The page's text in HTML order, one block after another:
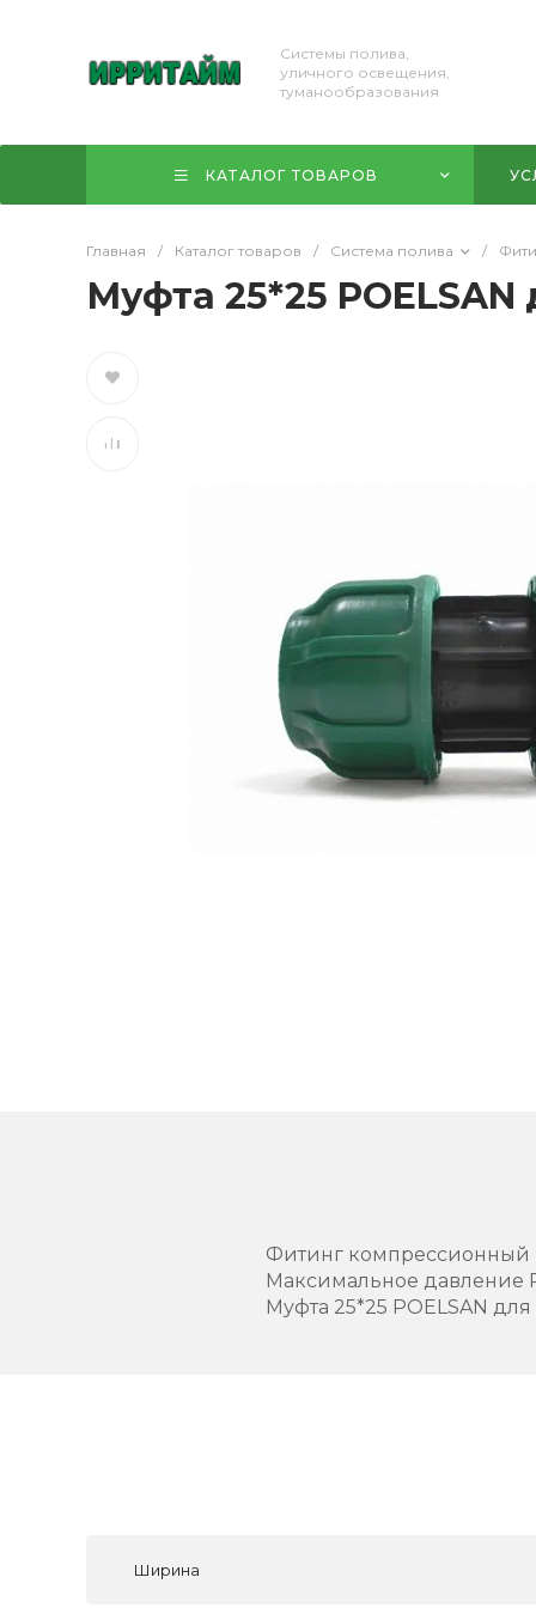
Системы полива,
уличного освещения,
туманообразования
КАТАЛОГ ТОВАРОВ
Главная / Каталог товаров / Система полива /
Муфта 25*25
Фитинг компрессионный
Максимальное давление
Муфта 25*25 POELSAN
Ширина